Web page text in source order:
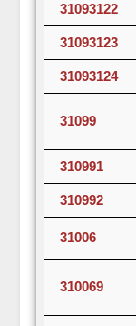
31093122
31093123
31093124
31099
310991
310992
31006
310069